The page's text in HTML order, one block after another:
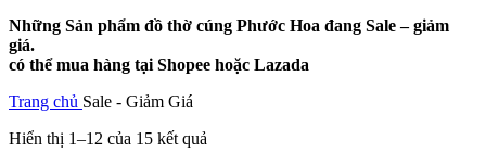
Những Sản phẩm đồ thờ cúng Phước Hoa đang Sale – giảm
giá.
có thể mua hàng tại Shopee hoặc Lazada
Trang chủ Sale - Giảm Giá
Hiển thị 1–12 của 15 kết quả